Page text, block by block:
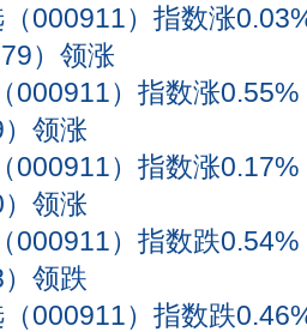
000911）指数涨
）领涨
000911）指数涨0.55%
领涨
000911）指数涨0.17%
领涨
000911）指数跌0.54%
领跌
000911）指数跌